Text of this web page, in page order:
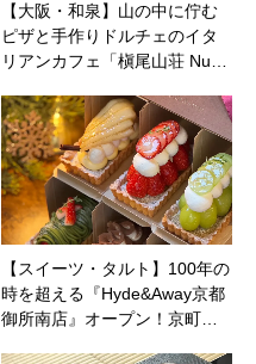
【大阪・和泉】山の中に佇む
ピザと手作りドルチェのイタ
リアンカフェ「槇尾山荘 Nu…
【スイーツ・タルト】100年の
時を超える『Hyde&Away京都
御所南店』オープン！京町…